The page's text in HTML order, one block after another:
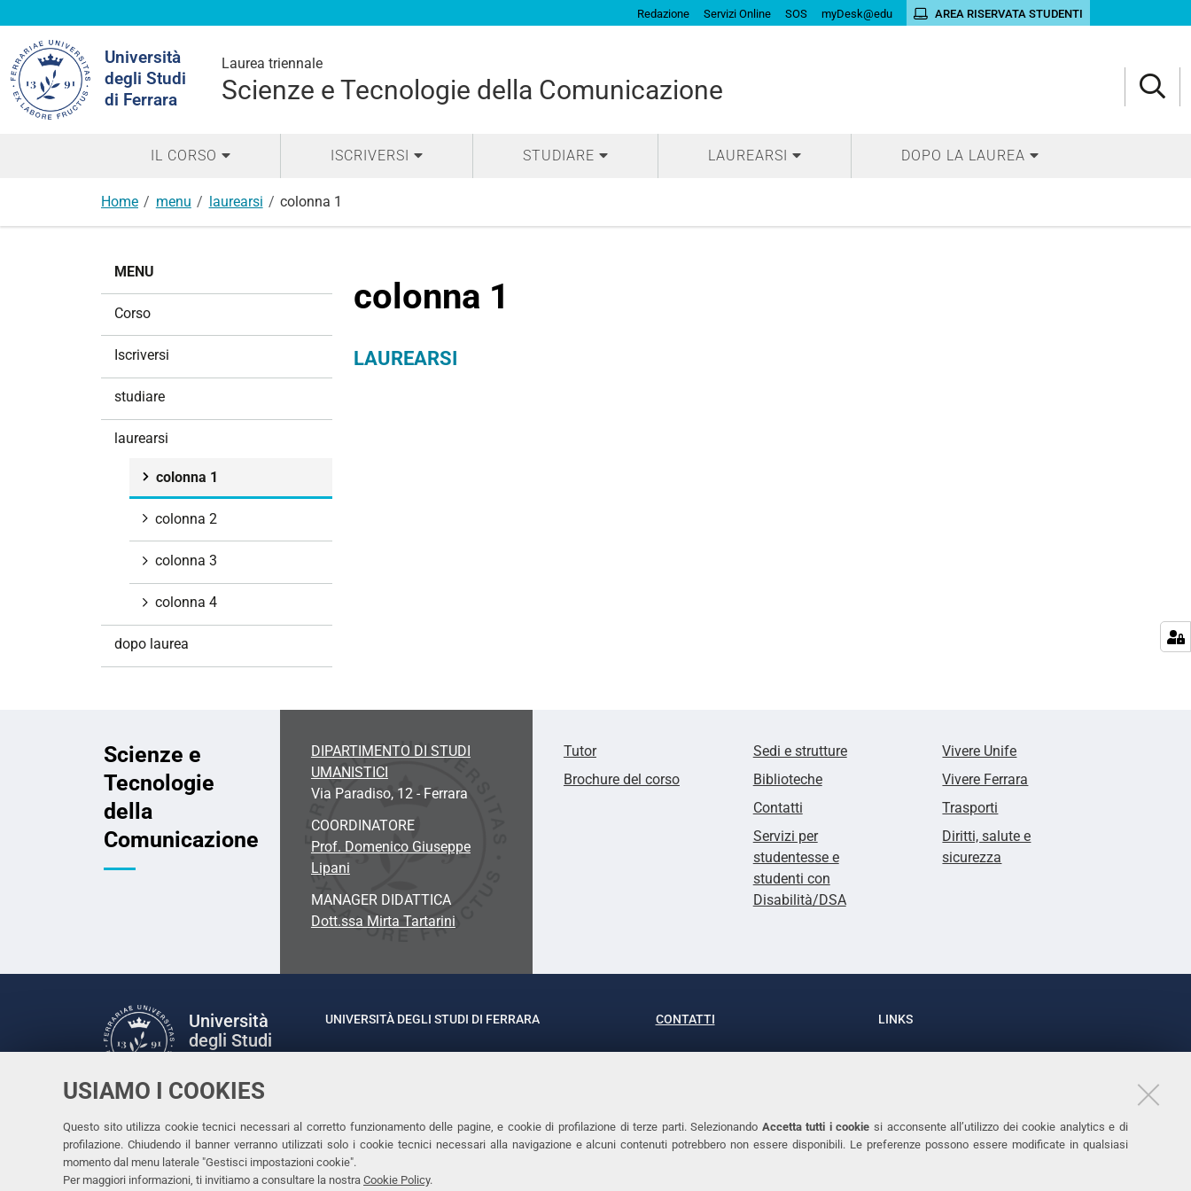
USIAMO I COOKIES
Questo sito utilizza cookie tecnici necessari al corretto funzionamento delle pagine, e cookie di profilazione di terze parti. Selezionando Accetta tutti i cookie si acconsente all’utilizzo dei cookie analytics e di
profilazione. Chiudendo il banner verranno utilizzati solo i cookie tecnici necessari alla navigazione e alcuni contenuti potrebbero non essere disponibili. Le preferenze possono essere modificate in qualsiasi
momento dal menu laterale "Gestisci impostazioni cookie".
Per maggiori informazioni, ti invitiamo a consultare la nostra Cookie Policy.
Redazione Servizi Online SOS myDesk@edu AREA RISERVATA STUDENTI
Università
degli Studi
di Ferrara
Laurea triennale
Scienze e Tecnologie della Comunicazione
nel
sito
IL CORSO ISCRIVERSI STUDIARE LAUREARSI DOPO LA LAUREA
Home menu laurearsi colonna 1
colonna 1
LAUREARSI
MENU
Corso
Iscriversi
studiare
laurearsi
colonna 1
colonna 2
colonna 3
colonna 4
dopo laurea
Scienze e
Tecnologie
della
Comunicazione
DIPARTIMENTO DI STUDI
UMANISTICI
Via Paradiso, 12 - Ferrara
COORDINATORE
Prof. Domenico Giuseppe
Lipani
MANAGER DIDATTICA
Dott.ssa Mirta Tartarini
Tutor
Brochure del corso
Sedi e strutture
Biblioteche
Contatti
Servizi per
studentesse e
studenti con
Disabilità/DSA
Vivere Unife
Vivere Ferrara
Trasporti
Diritti, salute e
sicurezza
Università
degli Studi
Facebook
LinkedinInstagram
Youtube
UNIVERSITÀ DEGLI STUDI DI FERRARA
Rettrice: Prof.ssa Laura Ramaciotti
CONTATTI
Tel. +39 0532 293111
LINKS
Accessibilità
Cookies